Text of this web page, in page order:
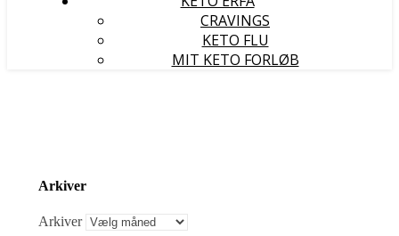
CRAVINGS
KETO FLU
MIT KETO FORLØB
Arkiver
Arkiver